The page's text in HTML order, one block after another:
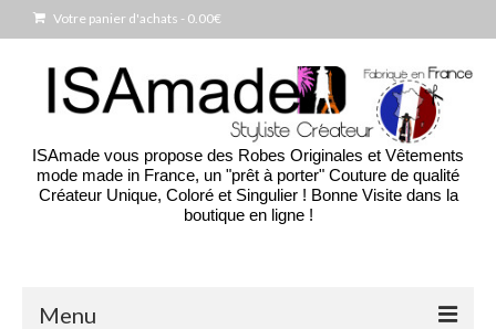
Votre panier d'achats - 0.00€
ISAmade vous propose des Robes Originales et Vêtements
mode made in France, un "prêt à porter" Couture de qualité
Créateur Unique, Coloré et Singulier ! Bonne Visite dans la
boutique en ligne !
Menu